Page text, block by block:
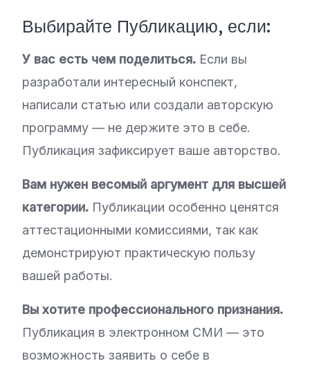
Выбирайте Публикацию, если:
У вас есть чем поделиться. Если вы
разработали интересный конспект,
написали статью или создали авторскую
программу — не держите это в себе.
Публикация зафиксирует ваше авторство.
Вам нужен весомый аргумент для высшей
категории. Публикации особенно ценятся
аттестационными комиссиями, так как
демонстрируют практическую пользу
вашей работы.
Вы хотите профессионального признания.
Публикация в электронном СМИ — это
возможность заявить о себе в